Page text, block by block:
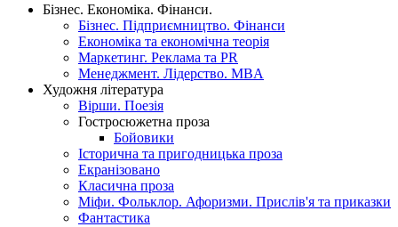
Бізнес. Економіка. Фінанси.
Бізнес. Підприємництво. Фінанси
Економіка та економічна теорія
Маркетинг. Реклама та PR
Менеджмент. Лідерство. MBA
Художня література
Вірши. Поезія
Гостросюжетна проза
Бойовики
Історична та пригодницька проза
Екранізовано
Класична проза
Міфи. Фольклор. Афоризми. Прислів'я та приказки
Фантастика